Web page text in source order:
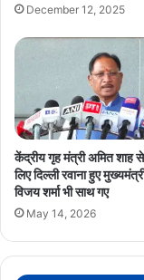
December 12, 2025
केंद्रीय गृह मंत्री अमित शाह
लिए दिल्ली रवाना हुए
विजय शर्मा भी साथ गए
May 14, 2026